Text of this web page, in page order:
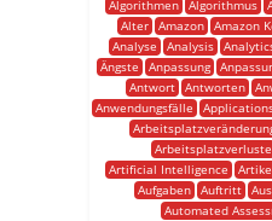
Algorithmen Algorithmus
Alter Amazon Amazon
Analyse
Analysis
Ängste
Anpassung
Antwort Antworten
Anwendungsfälle
Arbeitsplatzverluste
Artificial Intelligence
Aufgaben
Auftritt
Automated